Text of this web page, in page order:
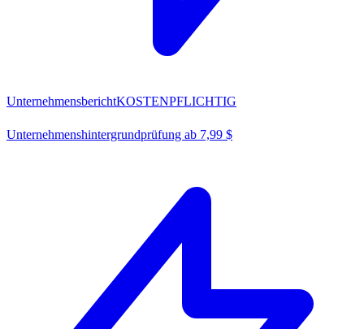
UnternehmensberichtKOSTENPFLICHTIG
Unternehmenshintergrundprüfung ab 7,99 $